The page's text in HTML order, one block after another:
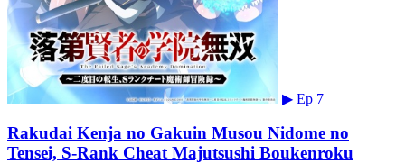
▶ Ep 7
Rakudai Kenja no Gakuin Musou Nidome no
Tensei, S-Rank Cheat Majutsushi Boukenroku